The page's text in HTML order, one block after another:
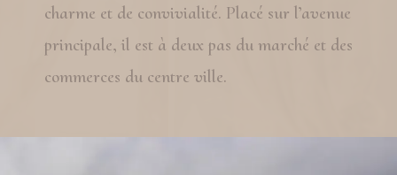
charme et de convivialité. Placé sur l’avenue
principale, il est à deux pas du marché et des
commerces du centre ville.